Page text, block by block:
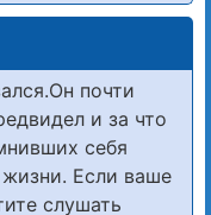
почти
и за что
себя
Если ваше
слушать